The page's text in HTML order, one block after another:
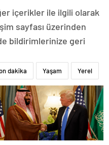
içerikler ile ilgili olarak
sayfası üzerinden
bildirimlerinize geri
dakika Yaşam Yerel